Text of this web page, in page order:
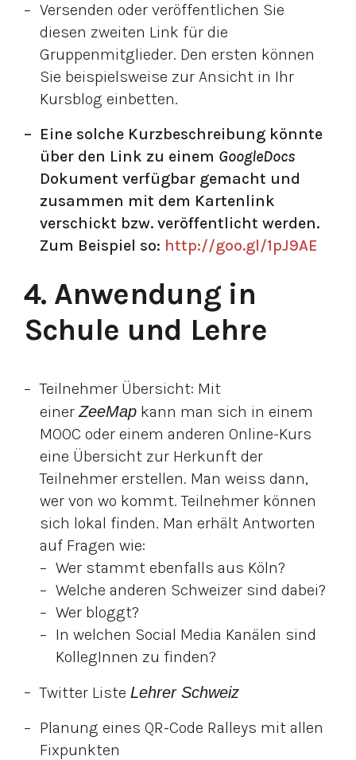
Versenden oder veröffentlichen Sie
diesen zweiten Link für die
Gruppenmitglieder. Den ersten können
Sie beispielsweise zur Ansicht in Ihr
Kursblog einbetten.
Eine solche Kurzbeschreibung könnte
über den Link zu einem GoogleDocs
Dokument verfügbar gemacht und
zusammen mit dem Kartenlink
verschickt bzw. veröffentlicht werden.
Zum Beispiel so: http://goo.gl/1pJ9AE
4. Anwendung in
Schule und Lehre
Teilnehmer Übersicht: Mit
einerZeeMap kann man sich in einem
MOOC oder einem anderen Online-Kurs
eine Übersicht zur Herkunft der
Teilnehmer erstellen. Man weiss dann,
wer von wo kommt. Teilnehmer können
sich lokal finden. Man erhält Antworten
auf Fragen wie:
Wer stammt ebenfalls aus Köln?
Welche anderen Schweizer sind dabei?
Wer bloggt?
In welchen Social Media Kanälen sind
KollegInnen zu finden?
Twitter Liste Lehrer Schweiz
Planung eines QR-Code Ralleys mit allen
Fixpunkten